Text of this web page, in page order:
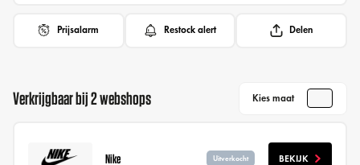
Prijsalarm Restock alert Delen
Verkrijgbaar bij 2 webshops Kies maat
Nike Uitverkocht BEKIJK